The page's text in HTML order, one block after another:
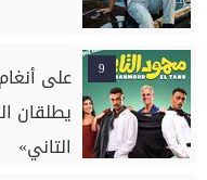
9
على
يطلقان
التاني»